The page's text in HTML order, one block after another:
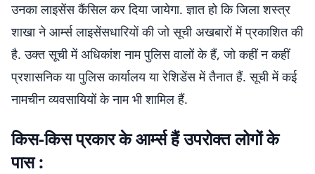
उनका लाइसेंस कैंसिल कर दिया जायेगा. ज्ञात हो कि जिला शस्त्र
शाखा ने आर्म्स लाइसेंसधारियों की जो सूची अखबारों में प्रकाशित की
है. उक्त सूची में अधिकांश नाम पुलिस वालों के हैं, जो कहीं न कहीं
प्रशासनिक या पुलिस कार्यालय या रेशिडेंस में तैनात हैं. सूची में कई
नामचीन व्यवसायियों के नाम भी शामिल हैं.
किस-किस प्रकार के आर्म्स हैं उपरोक्त लोगों के
पास :